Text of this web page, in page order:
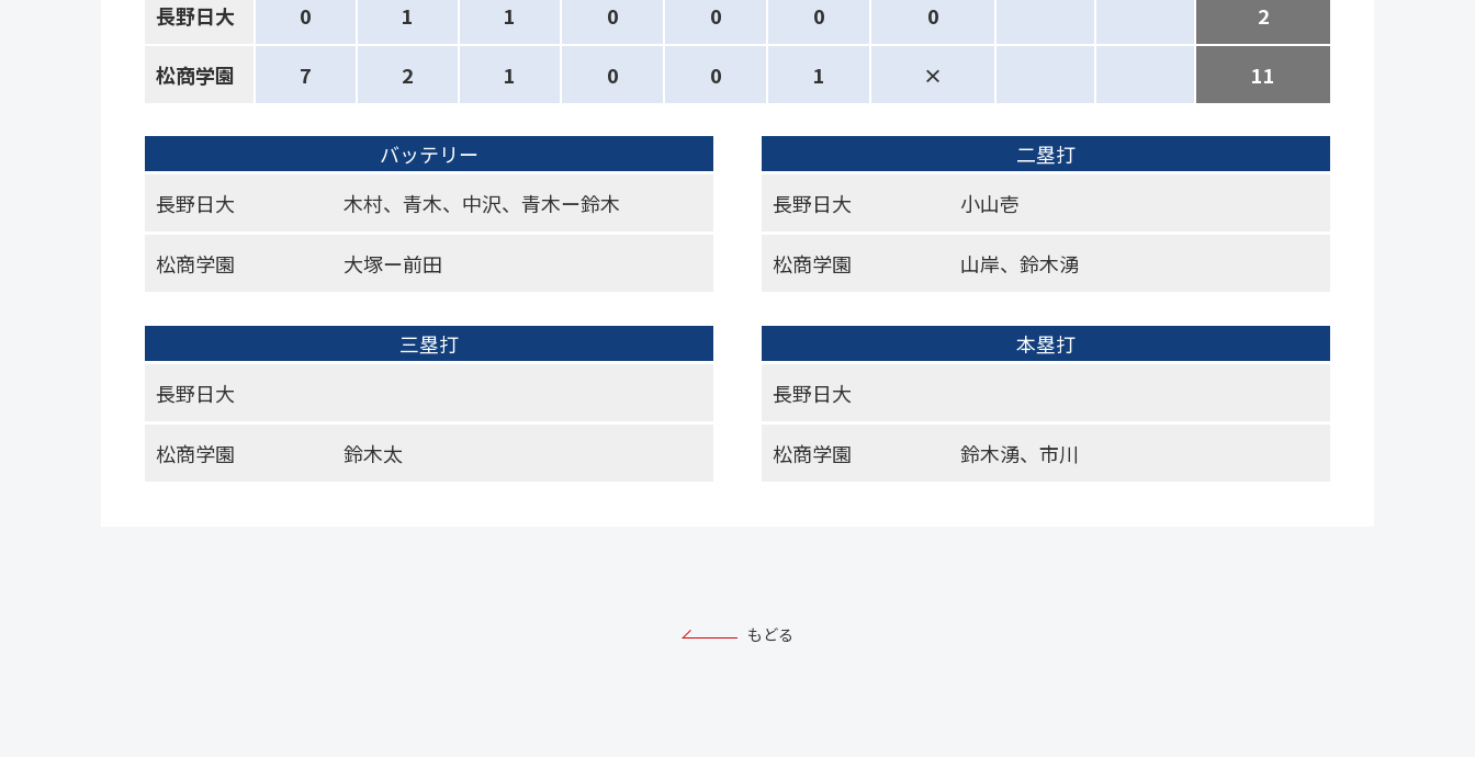
長野日大 0 1 1 0 0 0 0 2
松商学園 7 2 1 0 0 1 × 11
バッテリー
長野日大
木村、青木、中沢、青木ー鈴木
松商学園 大塚ー前田
二塁打
長野日大
小山壱
松商学園 山岸、鈴木湧
三塁打
長野日大
松商学園 鈴木太
本塁打
長野日大
松商学園 鈴木湧、市川
もどる